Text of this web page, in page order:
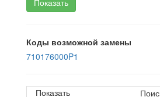
Коды возможной замены
710176000P1
Показать